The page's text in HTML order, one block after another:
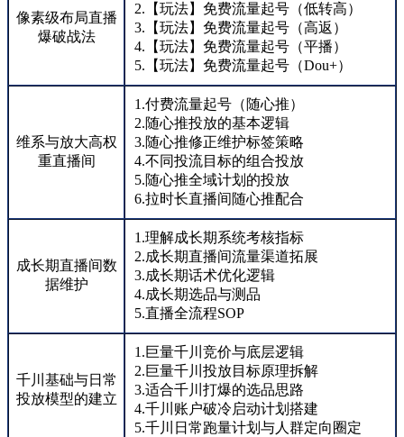
像素级布局直播
爆破战法
2.【玩法】免费流量起号（低转高）
3.【玩法】免费流量起号（高返）
4.【玩法】免费流量起号（平播）
5.【玩法】免费流量起号（Dou+）
维系与放大高权
重直播间
1.付费流量起号（随心推）
2.随心推投放的基本逻辑
3.随心推修正维护标签策略
4.不同投流目标的组合投放
5.随心推全域计划的投放
6.拉时长直播间随心推配合
成长期直播间数
据维护
1.理解成长期系统考核指标
2.成长期直播间流量渠道拓展
3.成长期话术优化逻辑
4.成长期选品与测品
5.直播全流程SOP
千川基础与日常
投放模型的建立
1.巨量千川竞价与底层逻辑
2.巨量千川投放目标原理拆解
3.适合千川打爆的选品思路
4.千川账户破冷启动计划搭建
5.千川日常跑量计划与人群定向圈定